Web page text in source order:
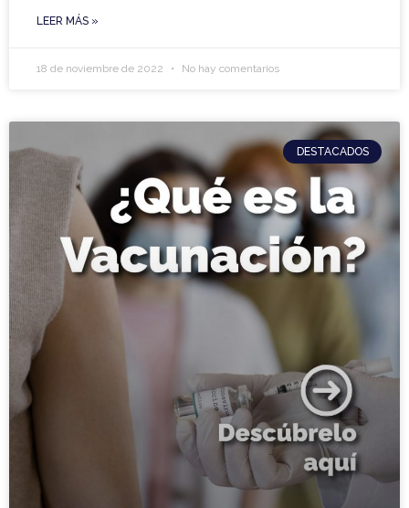
LEER MÁS »
18 de noviembre de 2022 No hay comentarios
DESTACADOS